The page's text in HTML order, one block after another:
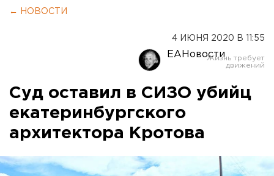
← НОВОСТИ
4 ИЮНЯ 2020 В 11:55
ЕАНовости
Суд оставил в СИЗО убийц
екатеринбургского
архитектора Кротова